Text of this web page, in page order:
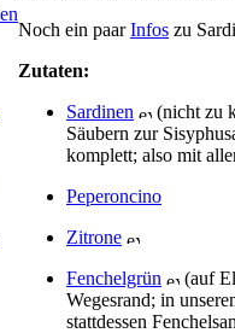
Noch ein paarInfos zu
Zutaten:
Sardinen
(nicht zu
Säubern zur
komplett; also mit
Peperoncino
Zitrone
Fenchelgrün
(auf
Wegesrand; in
stattdessen